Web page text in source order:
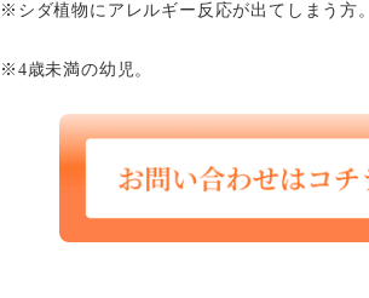
※シダ植物にアレルギー反応が出てしまう方。
※4歳未満の幼児。